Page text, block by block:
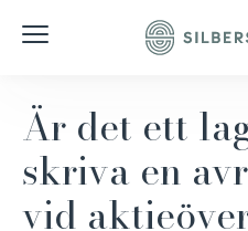
Är det ett
skriva en
vid